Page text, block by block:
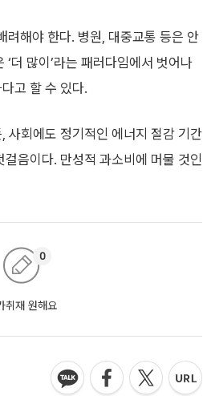
려해야 한다. 병원, 대중교통 등은 안
더 많이’라는 패러다임에서 벗어나
고 할 수 있다.
사회에도 정기적인 에너지 절감 기간
음이다. 만성적 과소비에 머물 것인
취재 원해요
0